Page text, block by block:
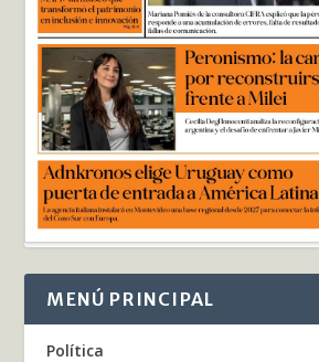
MENÚ PRINCIPAL
Política